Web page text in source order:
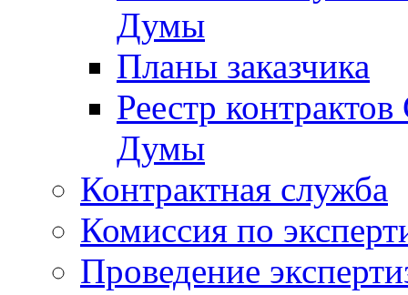
Думы
Планы заказчика
Реестр
Думы
Контрактная служба
Комиссия по
Проведение